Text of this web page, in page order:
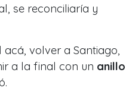
se reconciliaría y
volver a Santiago,
a la final con un anillo